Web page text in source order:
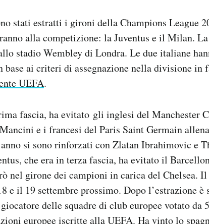
stati estratti i gironi della Champions League
alla competizione: la Juventus e il Milan.
stadio Wembley di Londra. Le due italiane
base ai criteri di assegnazione nella divisione in
UEFA.
fascia, ha evitato gli inglesi del Manchester
e i francesi del Paris Saint Germain
si sono rinforzati con Zlatan Ibrahimovic e
che era in terza fascia, ha evitato il
nel girone dei campioni in carica del Chelsea.
e il 19 settembre prossimo. Dopo l’estrazione è
delle squadre di club europee votato da
europee iscritte alla UEFA. Ha vinto lo